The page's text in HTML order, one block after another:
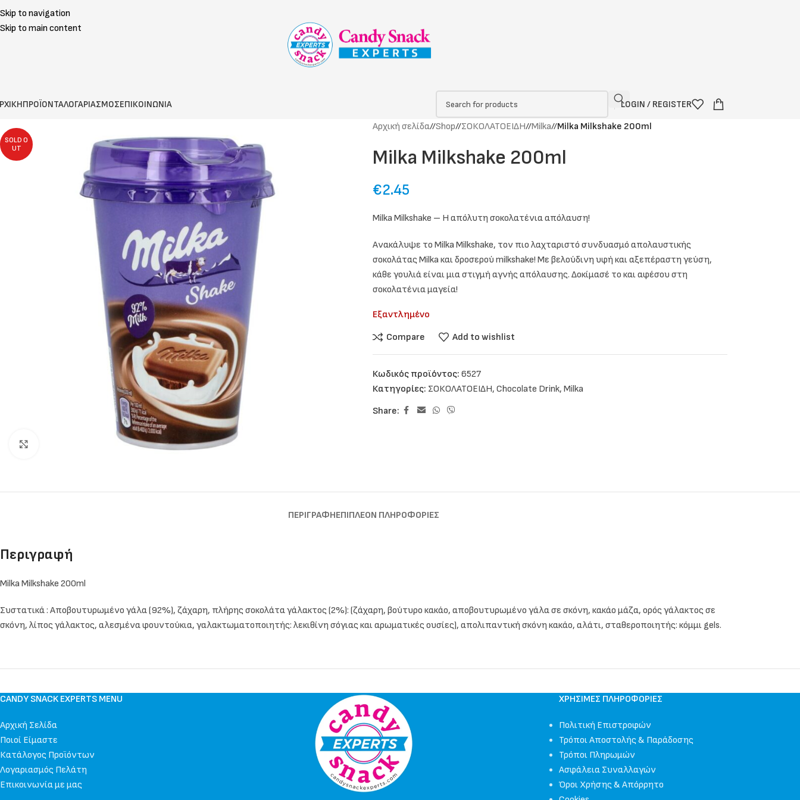
Skip to navigation
Skip to main content
ΠΡΟΪΟΝΤΑΛΟΓΑΡΙΑΣΜΟΣΕΠΙΚΟΙΝΩΝΙΑ LOGIN / REGISTER
SOLD O
UT
Αρχική σελίδα/ Shop/ ΣΟΚΟΛΑΤΟΕΙΔΗ/ Milka/ Milka Milkshake 200ml
Milka Milkshake 200ml
€2.45
Milka Milkshake – Η απόλυτη σοκολατένια απόλαυση!
Ανακάλυψε το Milka Milkshake, τον πιο λαχταριστό συνδυασμό απολαυστικής
σοκολάτας Milka και δροσερού milkshake! Με βελούδινη υφή και αξεπέραστη γεύση,
κάθε γουλιά είναι μια στιγμή αγνής απόλαυσης. Δοκίμασέ το και αφέσου στη
σοκολατένια μαγεία!
Εξαντλημένο
Compare
Add to wishlist
Κωδικός προϊόντος: 6527
Κατηγορίες: ΣΟΚΟΛΑΤΟΕΙΔΗ, Chocolate Drink, Milka
Share:
ΠΕΡΙΓΡΑΦΉΕΠΙΠΛΈΟΝ ΠΛΗΡΟΦΟΡΊΕΣ
Περιγραφή
Milka Milkshake 200ml
Συστατικά : Αποβουτυρωμένο γάλα (92%), ζάχαρη, πλήρης σοκολάτα γάλακτος (2%): (ζάχαρη, βούτυρο κακάο, αποβουτυρωμένο γάλα σε σκόνη, κακάο μάζα, ορός γάλακτος σε
σκόνη, λίπος γάλακτος, αλεσμένα φουντούκια, γαλακτωματοποιητής: λεκιθίνη σόγιας και αρωματικές ουσίες), απολιπαντική σκόνη κακάο, αλάτι, σταθεροποιητής: κόμμι gels.
CANDY SNACK EXPERTS MENU
Αρχική Σελίδα
Ποιοί Είμαστε
Κατάλογος Προϊόντων
Λογαριασμός Πελάτη
Επικοινωνία με μας
ΧΡΉΣΙΜΕΣ ΠΛΗΡΟΦΟΡΊΕΣ
Πολιτική Επιστροφών
Τρόποι Αποστολής & Παράδοσης
Τρόποι Πληρωμών
Ασφάλεια Συναλλαγών
Όροι Χρήσης & Απόρρητο